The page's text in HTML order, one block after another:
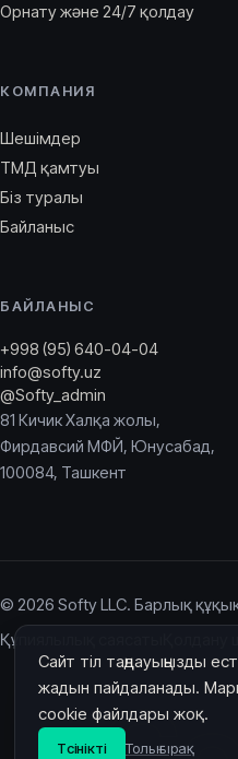
Орнату және 24/7 қолдау
КОМПАНИЯ
Шешімдер
ТМД қамтуы
Біз туралы
Байланыс
БАЙЛАНЫС
+998 (95) 640-04-04
info@softy.uz
@Softy_admin
81 Кичик Халқа жолы,
Фирдавсий МФЙ, Юнусабад,
100084, Ташкент
© 2026 Softy LLC. Барлық
Құпиялылық саясаты
Сайт тіл таңдауыңызды
жадын пайдаланады.
cookie файлдары жоқ.
Түсінікті Толығырақ